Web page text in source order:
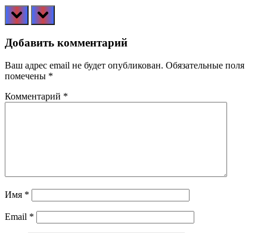
prev next
Добавить комментарий
Ваш адрес email не будет опубликован. Обязательные поля
помечены *
Комментарий *
Имя *
Email *